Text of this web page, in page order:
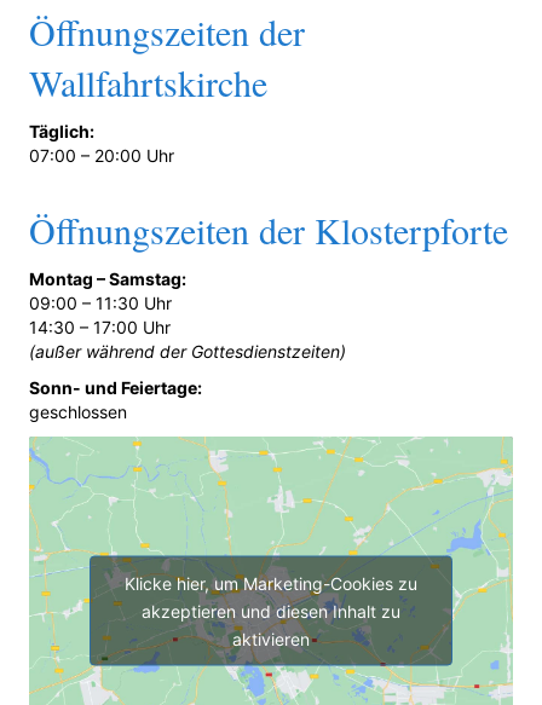
Öffnungszeiten der
Wallfahrtskirche
Täglich:
07:00 – 20:00 Uhr
Öffnungszeiten der Klosterpforte
Montag – Samstag:
09:00 – 11:30 Uhr
14:30 – 17:00 Uhr
(außer während der Gottesdienstzeiten)
Sonn- und Feiertage:
geschlossen
Klicke hier, um Marketing-Cookies zu
akzeptieren und diesen Inhalt zu
aktivieren